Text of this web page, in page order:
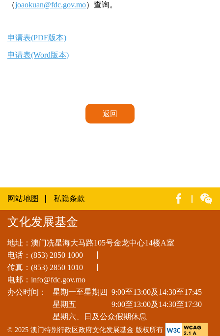
（joaokuan@fdc.gov.mo）查询。
申请表(PDF版本)
申请表(Word版本)
返回
网站地图 私隐条款
文化发展基金
地址：澳门冼星海大马路105号金龙中心14楼A室
电话： (853) 2850 1000
传真：(853) 2850 1010
电邮： info@fdc.gov.mo
办公时间： 星期一至星期四 9:00至13:00及14:30至17:45
星期五
9:00至13:00及14:30至17:30
星期六、日及公众假期休息
© 2025 澳门特别行政区政府文化发展基金 版权所有